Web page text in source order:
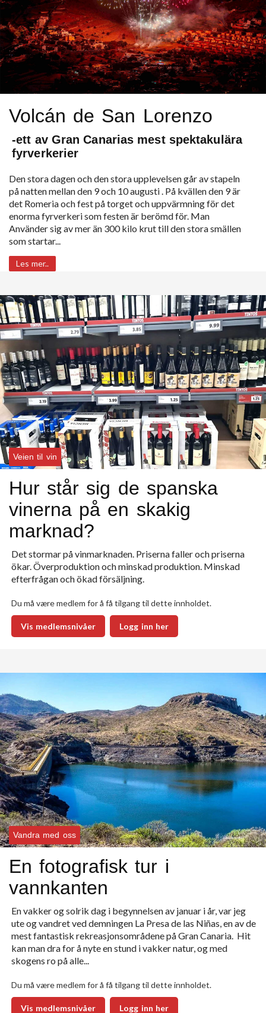
Volcán de San Lorenzo
-ett av Gran Canarias mest spektakulära
fyrverkerier
Den stora dagen och den stora upplevelsen går av stapeln
på natten mellan den 9 och 10 augusti . På kvällen den 9 är
det Romeria och fest på torget och uppvärmning för det
enorma fyrverkeri som festen är berömd för. Man
Använder sig av mer än 300 kilo krut till den stora smällen
som startar...
Les mer..
Veien til vin
Hur står sig de spanska
vinerna på en skakig
marknad?
Det stormar på vinmarknaden. Priserna faller och priserna
ökar. Överproduktion och minskad produktion. Minskad
efterfrågan och ökad försäljning.
Du må være medlem for å få tilgang til dette innholdet.
Vis medlemsnivåer Logg inn her
Vandra med oss
En fotografisk tur i
vannkanten
En vakker og solrik dag i begynnelsen av januar i år, var jeg
ute og vandret ved demningen La Presa de las Niñas, en av de
mest fantastisk rekreasjonsområdene på Gran Canaria. Hit
kan man dra for å nyte en stund i vakker natur, og med
skogens ro på alle...
Du må være medlem for å få tilgang til dette innholdet.
Vis medlemsnivåer Logg inn her